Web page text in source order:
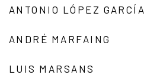
ANTONIO LÓPEZ GARCÍA
ANDRÉ MARFAING
LUIS MARSANS